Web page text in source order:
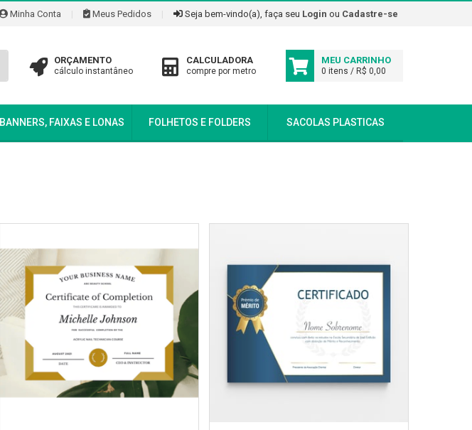
Minha Conta Meus Pedidos Seja bem-vindo(a), faça seu Login ou Cadastre-se
ORÇAMENTO
cálculo instantâneo
CALCULADORA
compre por metro
MEU CARRINHO
0 itens / R$ 0,00
BANNERS, FAIXAS E LONAS FOLHETOS E FOLDERS SACOLAS PLASTICAS